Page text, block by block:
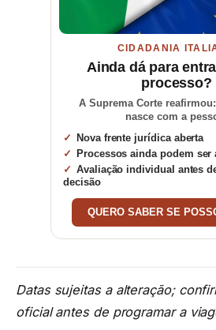
CIDADANIA
Ainda dá para
processo?
A Suprema Corte
nasce com a
Nova frente jurídica aberta
Processos ainda podem ser
Avaliação individual antes
decisão
QUERO SABER SE
Datas sujeitas a alteração;
oficial antes de programar a